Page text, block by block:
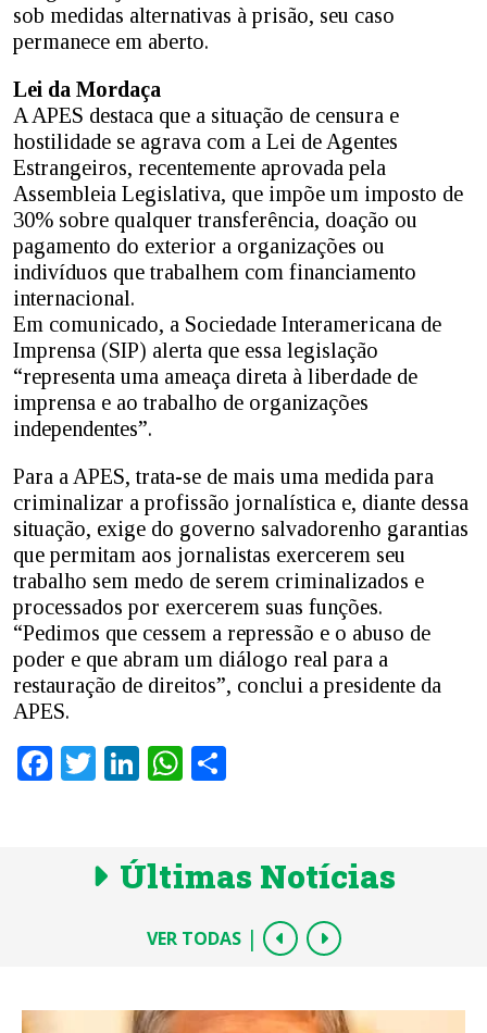
sob medidas alternativas à prisão, seu caso
permanece em aberto.
Lei da Mordaça
A APES destaca que a situação de censura e
hostilidade se agrava com a Lei de Agentes
Estrangeiros, recentemente aprovada pela
Assembleia Legislativa, que impõe um imposto de
30% sobre qualquer transferência, doação ou
pagamento do exterior a organizações ou
indivíduos que trabalhem com financiamento
internacional.
Em comunicado, a Sociedade Interamericana de
Imprensa (SIP) alerta que essa legislação
“representa uma ameaça direta à liberdade de
imprensa e ao trabalho de organizações
independentes”.
Para a APES, trata-se de mais uma medida para
criminalizar a profissão jornalística e, diante dessa
situação, exige do governo salvadorenho garantias
que permitam aos jornalistas exercerem seu
trabalho sem medo de serem criminalizados e
processados por exercerem suas funções.
“Pedimos que cessem a repressão e o abuso de
poder e que abram um diálogo real para a
restauração de direitos”, conclui a presidente da
APES.
Facebook
Twitter
LinkedIn
WhatsApp
Últimas Notícias
VER TODAS |